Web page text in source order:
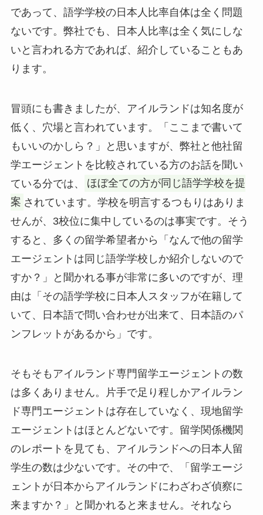
であって、語学学校の日本人比率自体は全く問題
ないです。弊社でも、日本人比率は全く気にしな
いと言われる方であれば、紹介していることもあ
ります。
冒頭にも書きましたが、アイルランドは知名度が
低く、穴場と言われています。「ここまで書いて
もいいのかしら？」と思いますが、弊社と他社留
学エージェントを比較されている方のお話を聞い
ている分では、
ほぼ全ての方が同じ語学学校を提
案 されています。学校を明言するつもりはありま
せんが、3校位に集中しているのは事実です。そう
すると、多くの留学希望者から「なんで他の留学
エージェントは同じ語学学校しか紹介しないので
すか？」と聞かれる事が非常に多いのですが、理
由は「その語学学校に日本人スタッフが在籍して
いて、日本語で問い合わせが出来て、日本語のパ
ンフレットがあるから」です。
そもそもアイルランド専門留学エージェントの数
は多くありません。片手で足り程しかアイルラン
ド専門エージェントは存在していなく、現地留学
エージェントはほとんどないです。留学関係機関
のレポートを見ても、アイルランドへの日本人留
学生の数は少ないです。その中で、「留学エージ
ェントが日本からアイルランドにわざわざ偵察に
来ますか？」と聞かれると来ません。それなら